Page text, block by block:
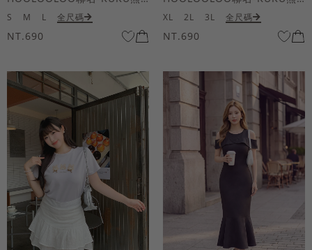
S M L 全尺碼
NT.690
XL 2L 3L 全尺碼
NT.690